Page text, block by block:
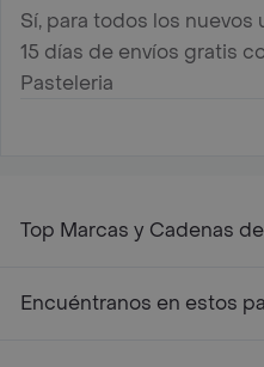
Sí, para todos los
15 días de envíos gratis
Pasteleria
Top Marcas y Cadenas
Encuéntranos en estos